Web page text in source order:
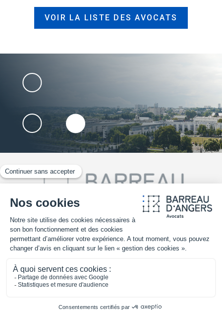
VOIR LA LISTE DES AVOCATS
02 41 25 30 70
TROUVER UN AVOCAT
Mentions légales